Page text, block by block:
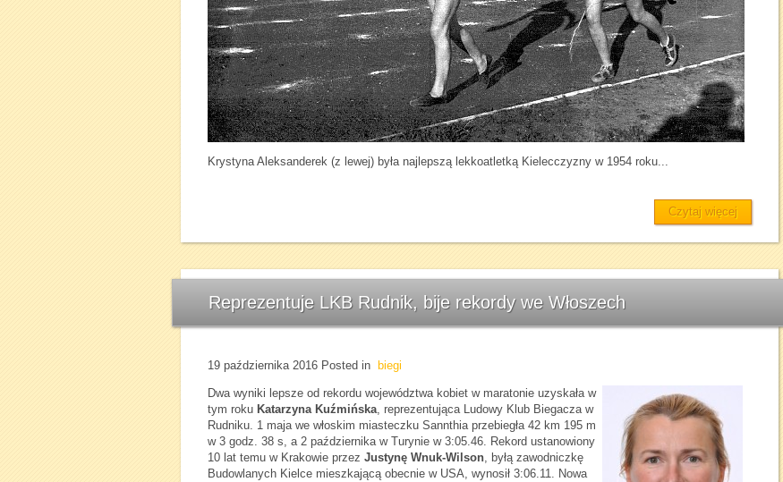
Krystyna Aleksanderek (z lewej) była najlepszą lekkoatletką Kielecczyzny w 1954 roku...
Czytaj więcej
Reprezentuje LKB Rudnik, bije rekordy we Włoszech
19 października 2016 Posted in biegi
Dwa wyniki lepsze od rekordu województwa kobiet w maratonie uzyskała w
tym roku Katarzyna Kuźmińska, reprezentująca Ludowy Klub Biegacza w
Rudniku. 1 maja we włoskim miasteczku Sannthia przebiegła 42 km 195 m
w 3 godz. 38 s, a 2 października w Turynie w 3:05.46. Rekord ustanowiony
10 lat temu w Krakowie przez Justynę Wnuk-Wilson, byłą zawodniczkę
Budowlanych Kielce mieszkającą obecnie w USA, wynosił 3:06.11. Nowa